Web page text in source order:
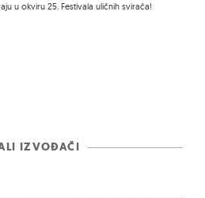
u okviru 25. Festivala uličnih svirača!
IZVOĐAČI